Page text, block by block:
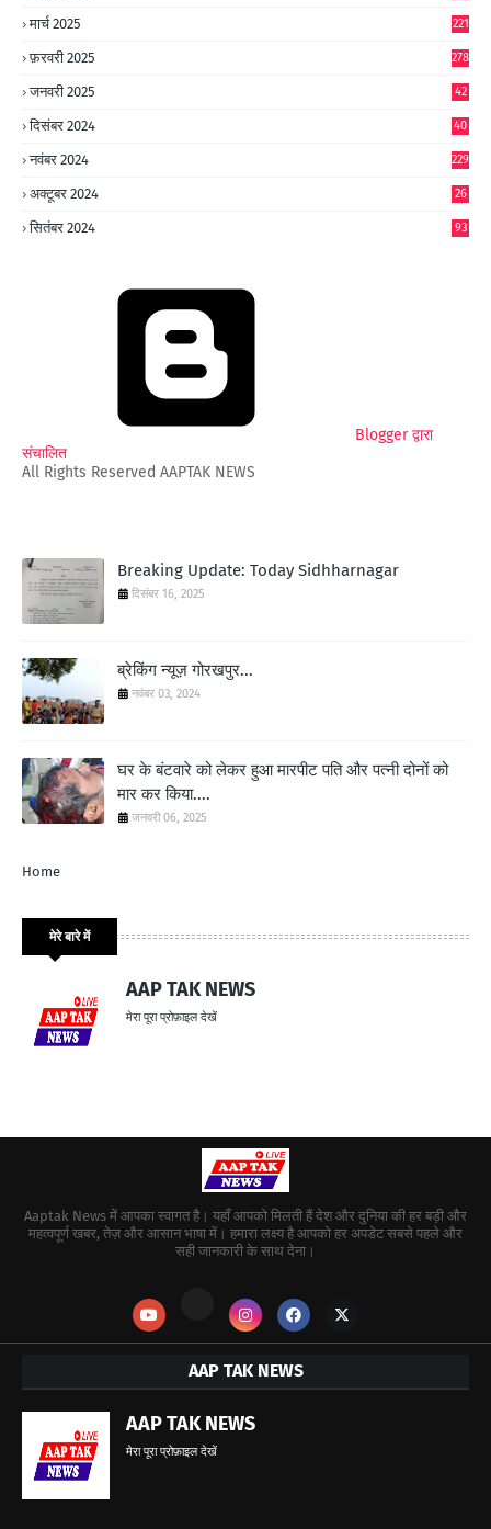
मार्च 2025 221
फ़रवरी 2025 278
जनवरी 2025
42
दिसंबर 2024
40
नवंबर 2024 229
अक्टूबर 2024
26
सितंबर 2024 93
Blogger द्वारा
संचालित
All Rights Reserved AAPTAK NEWS
Breaking Update: Today Sidhharnagar
दिसंबर 16, 2025
ब्रेकिंग न्यूज़ गोरखपुर...
नवंबर 03, 2024
घर के बंटवारे को लेकर हुआ मारपीट पति और पत्नी दोनों को
मार कर किया....
जनवरी 06, 2025
Home
मेरे बारे में
AAP TAK NEWS
मेरा पूरा प्रोफ़ाइल देखें
Aaptak News में आपका स्वागत है। यहाँ आपको मिलती हैं देश और दुनिया की हर बड़ी और
महत्वपूर्ण खबर, तेज़ और आसान भाषा में। हमारा लक्ष्य है आपको हर अपडेट सबसे पहले और
सही जानकारी के साथ देना।
AAP TAK NEWS
AAP TAK NEWS
मेरा पूरा प्रोफ़ाइल देखें